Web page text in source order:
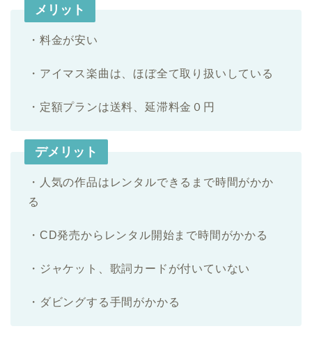
メリット
・料金が安い
・アイマス楽曲は、ほぼ全て取り扱いしている
・定額プランは送料、延滞料金０円
デメリット
・人気の作品はレンタルできるまで時間がかか
る
・CD発売からレンタル開始まで時間がかかる
・ジャケット、歌詞カードが付いていない
・ダビングする手間がかかる